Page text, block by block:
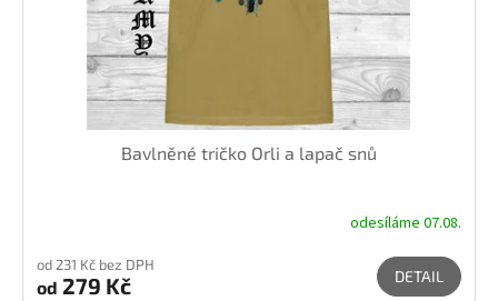
Bavlněné tričko Orli a lapač snů
odesíláme 07.08.
od 231 Kč bez DPH
od 279 Kč DETAIL